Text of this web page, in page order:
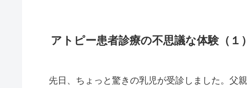
アトピー患者診療の不思議な体験（１）
先日、ちょっと驚きの乳児が受診しました。父